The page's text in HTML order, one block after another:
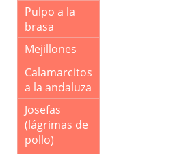
Pulpo a la
brasa
Mejillones
Calamarcitos
a la andaluza
Josefas
(lágrimas de
pollo)